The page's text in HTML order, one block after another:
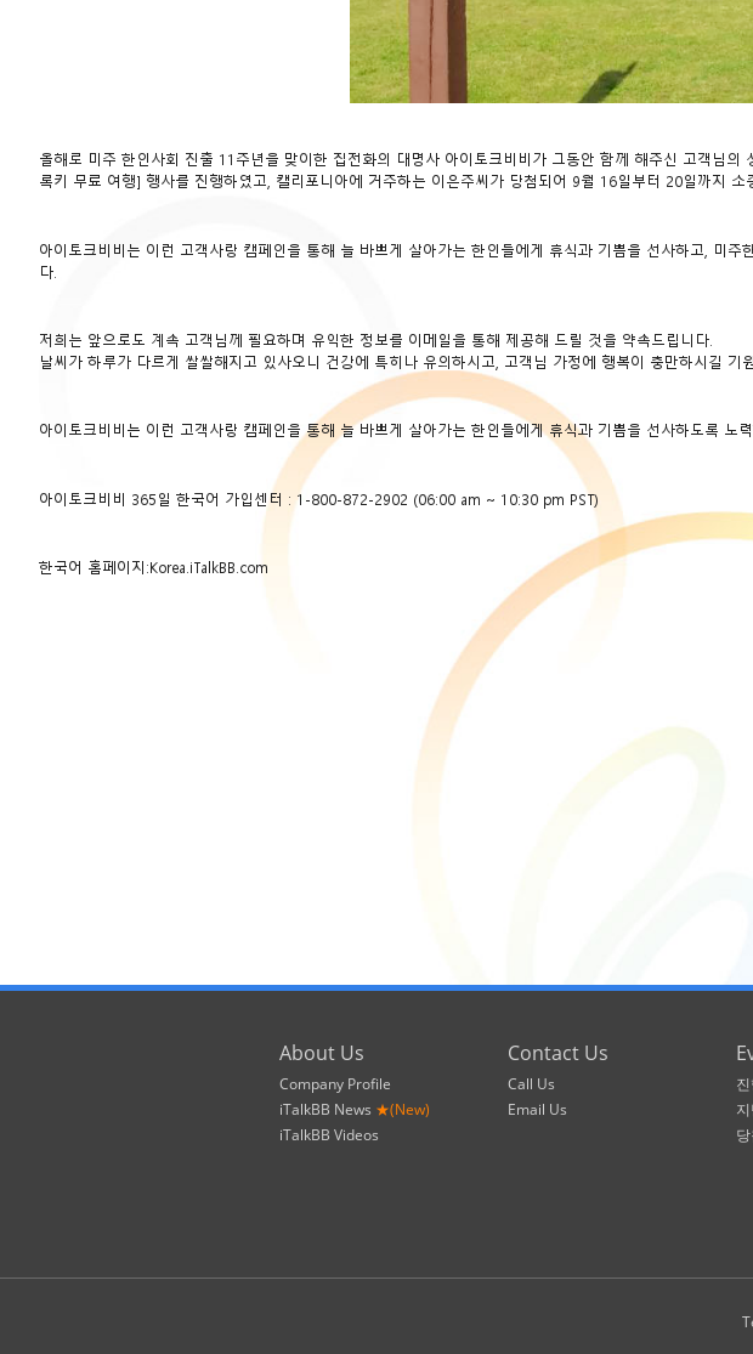
올해로 미주 한인사회 진출 11주년을 맞이한 집전화의 대명사 아이토크비비가 그동안 함께 해주신 고객님
록키 무료 여행] 행사를 진행하였고, 캘리포니아에 거주하는 이은주씨가 당첨되어 9월 16일부터 20일까지
아이토크비비는 이런 고객사랑 캠페인을 통해 늘 바쁘게 살아가는 한인들에게 휴식과 기쁨을 선사하고, 미
다.
저희는 앞으로도 계속 고객님께 필요하며 유익한 정보를 이메일을 통해 제공해 드릴 것을 약속드립니다.
날씨가 하루가 다르게 쌀쌀해지고 있사오니 건강에 특히나 유의하시고, 고객님 가정에 행복이 충만하시길 기
아이토크비비는 이런 고객사랑 캠페인을 통해 늘 바쁘게 살아가는 한인들에게 휴식과 기쁨을 선사하도록 노
아이토크비비 365일 한국어 가입센터 : 1-800-872-2902 (06:00 am ~ 10:30 pm PST)
한국어 홈페이지:Korea.iTalkBB.com
About Us
Company Profile
iTalkBB News ★(New)
iTalkBB Videos
Contact Us
Call Us
Email Us